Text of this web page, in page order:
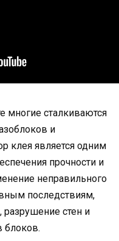
многие сталкиваются
и
клея является одним
прочности и
неправильного
последствиям,
разрушение стен и
блоков.